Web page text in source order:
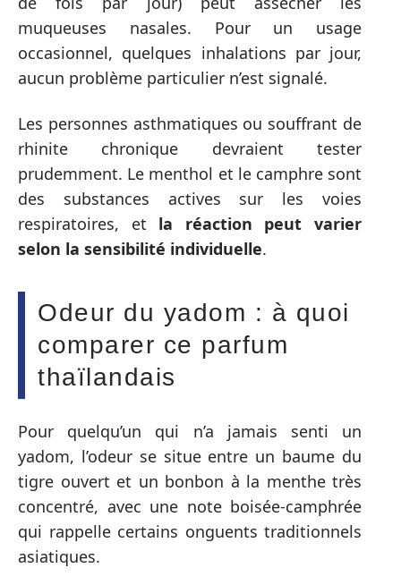
muqueuses nasales. Pour un usage
occasionnel, quelques inhalations par jour,
aucun problème particulier n’est signalé.
Les personnes asthmatiques ou souffrant de
rhinite chronique devraient tester
prudemment. Le menthol et le camphre sont
des substances actives sur les voies
respiratoires, et la réaction peut varier
selon la sensibilité individuelle.
Odeur du yadom : à quoi
comparer ce parfum
thaïlandais
Pour quelqu’un qui n’a jamais senti un
yadom, l’odeur se situe entre un baume du
tigre ouvert et un bonbon à la menthe très
concentré, avec une note boisée-camphrée
qui rappelle certains onguents traditionnels
asiatiques.